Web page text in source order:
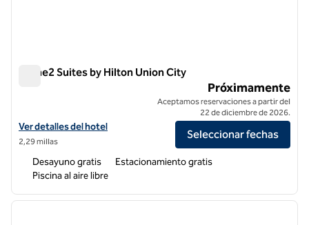
Home2 Suites by Hilton Union City
Ver detalles del hotel para Home2 Suites by Hilton Union City
Ver detalles del hotel
2,29 millas
Próximamente
Aceptamos reservaciones a partir del
22 de diciembre de 2026.
Seleccionar fechas
Desayuno gratis
Estacionamiento gratis
Piscina al aire libre
1 de 6